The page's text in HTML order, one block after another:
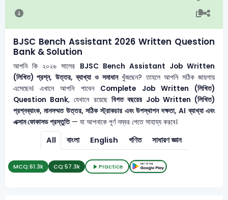
BJSC Bench Assistant 2026 Written Question
Bank & Solution
আপনি কি ২০২৬ সালের BJSC Bench Assistant Job Written
(লিখিত) প্রশ্ন, উত্তর, ব্যাখ্যা ও সমাধানখুঁজছেন? তাহলে আপনি সঠিক জায়গায়
এসেছেন। এখানে আপনি পাবেন Complete Job Written (লিখিত)
Question Bank, যেখানে রয়েছেবিগত বছরের Job Written (লিখিত)
প্রশ্নব্যাংক, মানসম্মত উত্তর, সঠিক স্ট্রাকচার এবং উপস্থাপন দক্ষতা, AI ব্যাখ্যা এবং
এক্সাম ফোকাসড প্রস্তুতি— যা আপনাকে পূর্ণ নম্বর পেতে সাহায্য করবে।
All বাংলা English গণিত সাধারণ জ্ঞান
MCQ:61.3k CQ:57.3k Practice